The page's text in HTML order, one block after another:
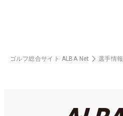
ゴルフ総合サイト ALBA Net 選手情報